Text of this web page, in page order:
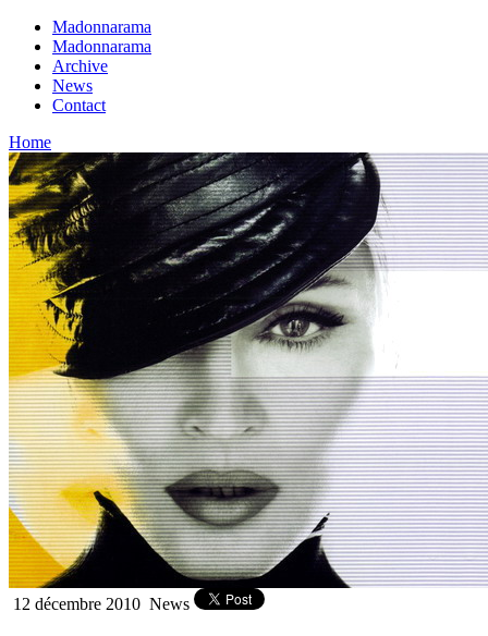
Madonnarama
Madonnarama
Archive
News
Contact
Home
12 décembre 2010 News